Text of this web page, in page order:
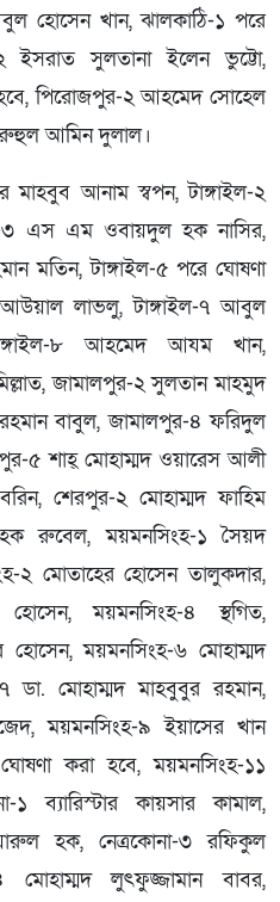
হোসেন খান, ঝালকাঠি-১ পরে
ইসরাত সুলতানা ইলেন ভুট্টো,
পিরোজপুর-২ আহমেদ সোহেল
আমিন দুলাল।
মাহবুব আনাম স্বপন, টাঙ্গাইল-২
৩ এস এম ওবায়দুল হক নাসির,
মতিন, টাঙ্গাইল-৫ পরে ঘোষণা
লাভলু, টাঙ্গাইল-৭ আবুল
৮ আহমেদ আযম খান,
জামালপুর-২ সুলতান মাহমুদ
বাবুল, জামালপুর-৪ ফরিদুল
৫ শাহ্ মোহাম্মদ ওয়ারেস আলী
শেরপুর-২ মোহাম্মদ ফাহিম
রুবেল, ময়মনসিংহ-১ সৈয়দ
২ মোতাহের হোসেন তালুকদার,
ময়মনসিংহ-৪ স্থগিত,
হোসেন, ময়মনসিংহ-৬ মোহাম্মদ
মোহাম্মদ মাহবুবুর রহমান,
ময়মনসিংহ-৯ ইয়াসের খান
করা হবে, ময়মনসিংহ-১১
ব্যারিস্টার কায়সার কামাল,
হক, নেত্রকোনা-৩ রফিকুল
মোহাম্মদ লুৎফুজ্জামান বাবর,